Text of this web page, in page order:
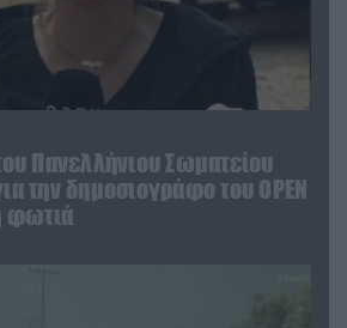
Πανελλήνιου Σωματείου
την δημοσιογράφο του OPEN
φωτιά